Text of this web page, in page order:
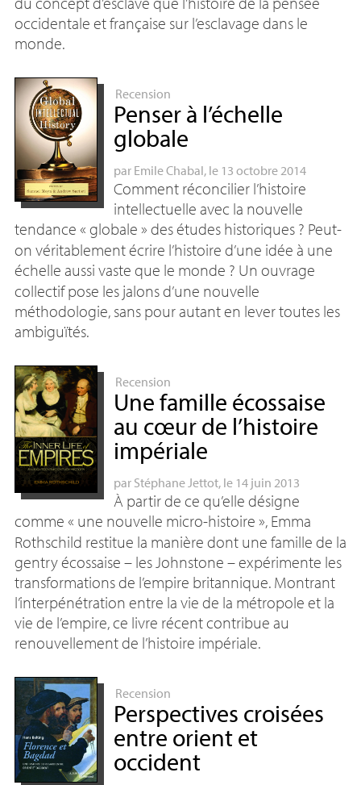
occidentale et française sur l’esclavage dans le
monde.
Recension
Penser à l’échelle
globale
par Emile Chabal, le 13 octobre 2014
Comment réconcilier l’histoire
intellectuelle avec la nouvelle
tendance « globale » des études historiques ? Peut-
on véritablement écrire l’histoire d’une idée à une
échelle aussi vaste que le monde ? Un ouvrage
collectif pose les jalons d’une nouvelle
méthodologie, sans pour autant en lever toutes les
ambiguïtés.
Recension
Une famille écossaise
au cœur de l’histoire
impériale
par Stéphane Jettot, le 14 juin 2013
À partir de ce qu’elle désigne
comme « une nouvelle micro-histoire », Emma
Rothschild restitue la manière dont une famille de la
gentry écossaise – les Johnstone – expérimente les
transformations de l’empire britannique. Montrant
l’interpénétration entre la vie de la métropole et la
vie de l’empire, ce livre récent contribue au
renouvellement de l’histoire impériale.
Recension
Perspectives croisées
entre orient et
occident